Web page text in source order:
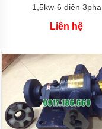
amoniac
truyền
nhiệt
RY
Bơm
hóa
chất
1,5kw-6 điện 3pha
Liên hệ